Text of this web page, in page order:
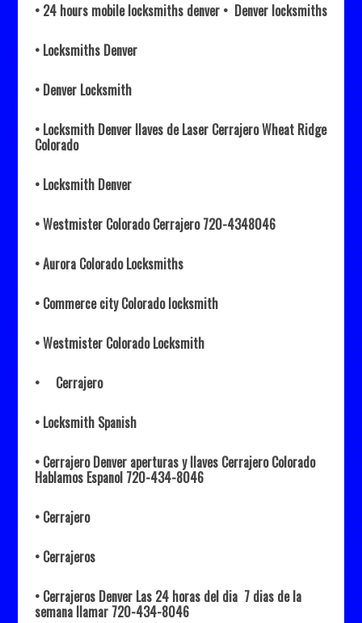
• 24 hours mobile locksmiths denver • Denver locksmiths
• Locksmiths Denver
• Denver Locksmith
• Locksmith Denver llaves de Laser Cerrajero Wheat Ridge
Colorado
• Locksmith Denver
• Westmister Colorado Cerrajero 720-4348046
• Aurora Colorado Locksmiths
• Commerce city Colorado locksmith
• Westmister Colorado Locksmith
• Cerrajero
• Locksmith Spanish
• Cerrajero Denver aperturas y llaves Cerrajero Colorado
Hablamos Espanol 720-434-8046
• Cerrajero
• Cerrajeros
• Cerrajeros Denver Las 24 horas del dia 7 dias de la
semana llamar 720-434-8046